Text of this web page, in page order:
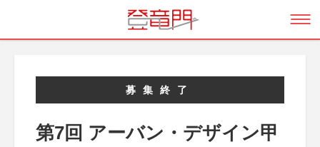
募集終了
第7回 アーバン・デザイン甲